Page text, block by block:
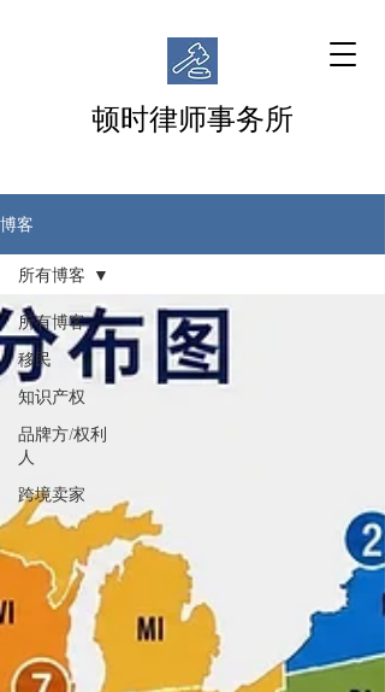
顿时律师事务所
博客
所有博客
移民
知识产权
品牌方/权利
人
跨境卖家
所有博客